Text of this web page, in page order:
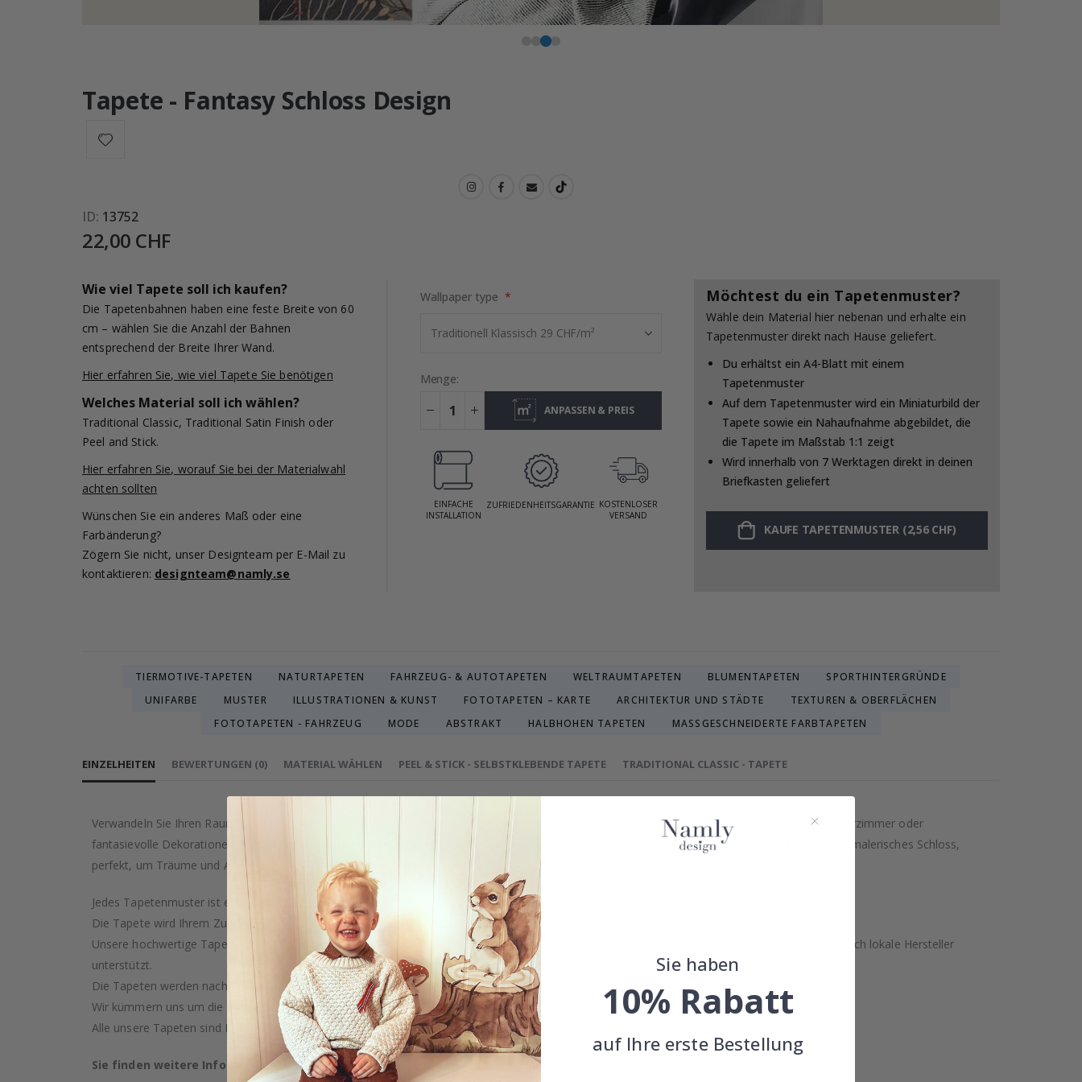
Tapete - Fantasy Schloss Design
ID 13752
22,00 CHF
Wie viel Tapete soll ich kaufen?
Die Tapetenbahnen haben eine feste Breite von 60
cm – wählen Sie die Anzahl der Bahnen
entsprechend der Breite Ihrer Wand.
Hier erfahren Sie, wie viel Tapete Sie benötigen
Welches Material soll ich wählen?
Traditional Classic, Traditional Satin Finish oder
Peel and Stick.
Hier erfahren Sie, worauf Sie bei der Materialwahl
achten sollten
Wünschen Sie ein anderes Maß oder eine
Farbänderung?
Zögern Sie nicht, unser Designteam per E-Mail zu
kontaktieren: designteam@namly.se
Wallpaper type
Menge:
ANPASSEN & PREIS
EINFACHE
INSTALLATION
ZUFRIEDENHEITSGARANTIE KOSTENLOSER
VERSAND
Möchtest du ein Tapetenmuster?
Wähle dein Material hier nebenan und erhalte ein
Tapetenmuster direkt nach Hause geliefert.
Du erhältst ein A4-Blatt mit einem
Tapetenmuster
Auf dem Tapetenmuster wird ein Miniaturbild der
Tapete sowie ein Nahaufnahme abgebildet, die
die Tapete im Maßstab 1:1 zeigt
Wird innerhalb von 7 Werktagen direkt in deinen
Briefkasten geliefert
KAUFE TAPETENMUSTER (2,56 CHF)
TIERMOTIVE-TAPETEN NATURTAPETEN FAHRZEUG- & AUTOTAPETEN WELTRAUMTAPETEN BLUMENTAPETEN
SPORTHINTERGRÜNDE
UNIFARBE
MUSTER ILLUSTRATIONEN & KUNST FOTOTAPETEN – KARTE ARCHITEKTUR UND STÄDTE
TEXTUREN & OBERFLÄCHEN
FOTOTAPETEN - FAHRZEUG
MODE ABSTRAKT HALBHOHEN TAPETEN MASSGESCHNEIDERTE FARBTAPETEN
EINZELHEITEN
Verwandeln Sie Ihren Raum mit dieser bezaubernden Tapete, die ein fantastisches Schloss inmitten von Traumlandschaften zeigt. Ideal für Kinderzimmer oder
fantasievolle Dekorationen, das zarte Kunstwerk verleiht einen Hauch von Fantasie und Inspiration. Das Design umfasst Sterne, Wolken und ein malerisches Schloss,
perfekt, um Träume und Abenteuer zu inspirieren. Produkt enthält nur eine Tapete.
Jedes Tapetenmuster ist eine künstlerische Kreation, sorgfältig ausgewählt oder von unserem talentierten Designteam entworfen.
Die Tapete wird Ihrem Zuhause garantiert einen Hauch von Luxus verleihen und Ihren Wänden ein exklusives Gefühl geben.
Unsere hochwertige Tapete wird mit Sorgfalt und Präzision in Schweden hergestellt, was nicht nur herausragende Qualität garantiert, sondern auch lokale Hersteller
unterstützt.
Die Tapeten werden nach Ihrem Kauf auf Bestellung gefertigt.
Wir kümmern uns um die Ressourcen der Erde und streben danach, eine nachhaltige Umwelt zu erhalten.
Alle unsere Tapeten sind PVC-frei und als feuerfest eingestuft.
Sie finden weitere Informationen zu unseren Tapetenarten im obigen Menü.
BEWERTUNGEN (0) MATERIAL WÄHLEN PEEL & STICK - SELBSTKLEBENDE TAPETE TRADITIONAL CLASSIC - TAPETE
Sie haben
10% Rabatt
auf Ihre erste Bestellung